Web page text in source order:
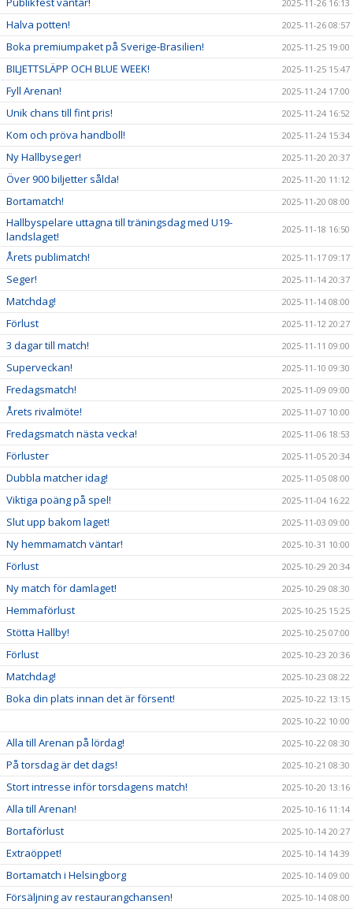
2025-11-26 16:13
Halva potten! 2025-11-26 08:57
Boka premiumpaket på Sverige-Brasilien! 2025-11-25 19:00
BILJETTSLÄPP OCH BLUE WEEK! 2025-11-25 15:47
Fyll Arenan! 2025-11-24 17:00
Unik chans till fint pris! 2025-11-24 16:52
Kom och pröva handboll! 2025-11-24 15:34
Ny Hallbyseger! 2025-11-20 20:37
Över 900 biljetter sålda! 2025-11-20 11:12
Bortamatch! 2025-11-20 08:00
Hallbyspelare uttagna till träningsdag med U19-
landslaget!
2025-11-18 16:50
Årets publimatch! 2025-11-17 09:17
Seger! 2025-11-14 20:37
Matchdag! 2025-11-14 08:00
Förlust 2025-11-12 20:27
3 dagar till match! 2025-11-11 09:00
Superveckan! 2025-11-10 09:30
Fredagsmatch! 2025-11-09 09:00
Årets rivalmöte! 2025-11-07 10:00
Fredagsmatch nästa vecka! 2025-11-06 18:53
Förluster 2025-11-05 20:34
Dubbla matcher idag! 2025-11-05 08:00
Viktiga poäng på spel! 2025-11-04 16:22
Slut upp bakom laget! 2025-11-03 09:00
Ny hemmamatch väntar! 2025-10-31 10:00
Förlust 2025-10-29 20:34
Ny match för damlaget! 2025-10-29 08:30
Hemmaförlust 2025-10-25 15:25
Stötta Hallby! 2025-10-25 07:00
Förlust 2025-10-23 20:36
Matchdag! 2025-10-23 08:22
Boka din plats innan det är försent!
2025-10-22 13:15
2025-10-22 10:00
Alla till Arenan på lördag! 2025-10-22 08:30
På torsdag är det dags! 2025-10-21 08:30
Stort intresse inför torsdagens match! 2025-10-20 13:16
Alla till Arenan! 2025-10-16 11:14
Bortaförlust 2025-10-14 20:27
Extraöppet! 2025-10-14 14:39
Bortamatch i Helsingborg 2025-10-14 09:00
Försäljning av restaurangchansen! 2025-10-14 08:00